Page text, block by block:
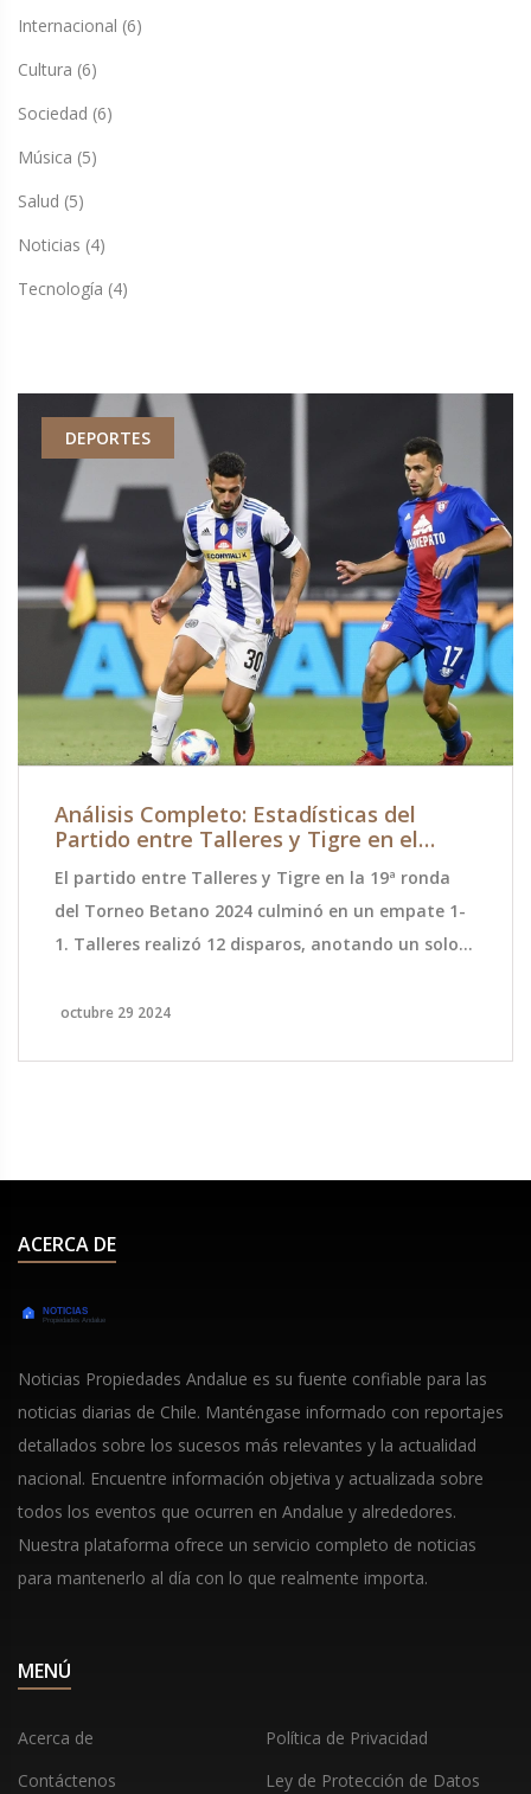
Internacional (6)
Cultura (6)
Sociedad (6)
Música (5)
Salud (5)
Noticias (4)
Tecnología (4)
DEPORTES
Análisis Completo: Estadísticas del
Partido entre Talleres y Tigre en el
El partido entre Talleres y Tigre en la 19ª ronda
del Torneo Betano 2024 culminó en un empate 1-
1. Talleres realizó 12 disparos, anotando un solo
Mario Alberto Kempes, con Jorge Baliño como
octubre 29 2024
ACERCA DE
Noticias Propiedades Andalue es su fuente confiable para las
noticias diarias de Chile. Manténgase informado con reportajes
detallados sobre los sucesos más relevantes y la actualidad
nacional. Encuentre información objetiva y actualizada sobre
todos los eventos que ocurren en Andalue y alrededores.
Nuestra plataforma ofrece un servicio completo de noticias
para mantenerlo al día con lo que realmente importa.
MENÚ
Acerca de
Política de Privacidad
Contáctenos
Ley de Protección de Datos